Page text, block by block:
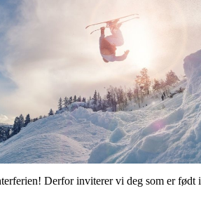
Derfor inviterer vi deg som er født i